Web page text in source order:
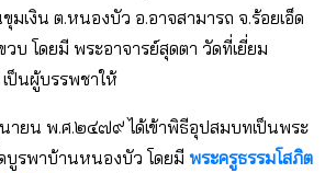
มเงิน ต.หนองบัว อ.อาจสามารถ จ.ร้อยเอ็ด
บ โดยมี พระอาจารย์สุดตา วัดที่เยี่ยม
ป็นผู้บรรพชาให้
ายน พ.ศ.๒๔๗๙ ได้เข้าพิธีอุปสมบทเป็นพระ
รพาบ้านหนองบัว โดยมี พระครูธรรมโสภิต